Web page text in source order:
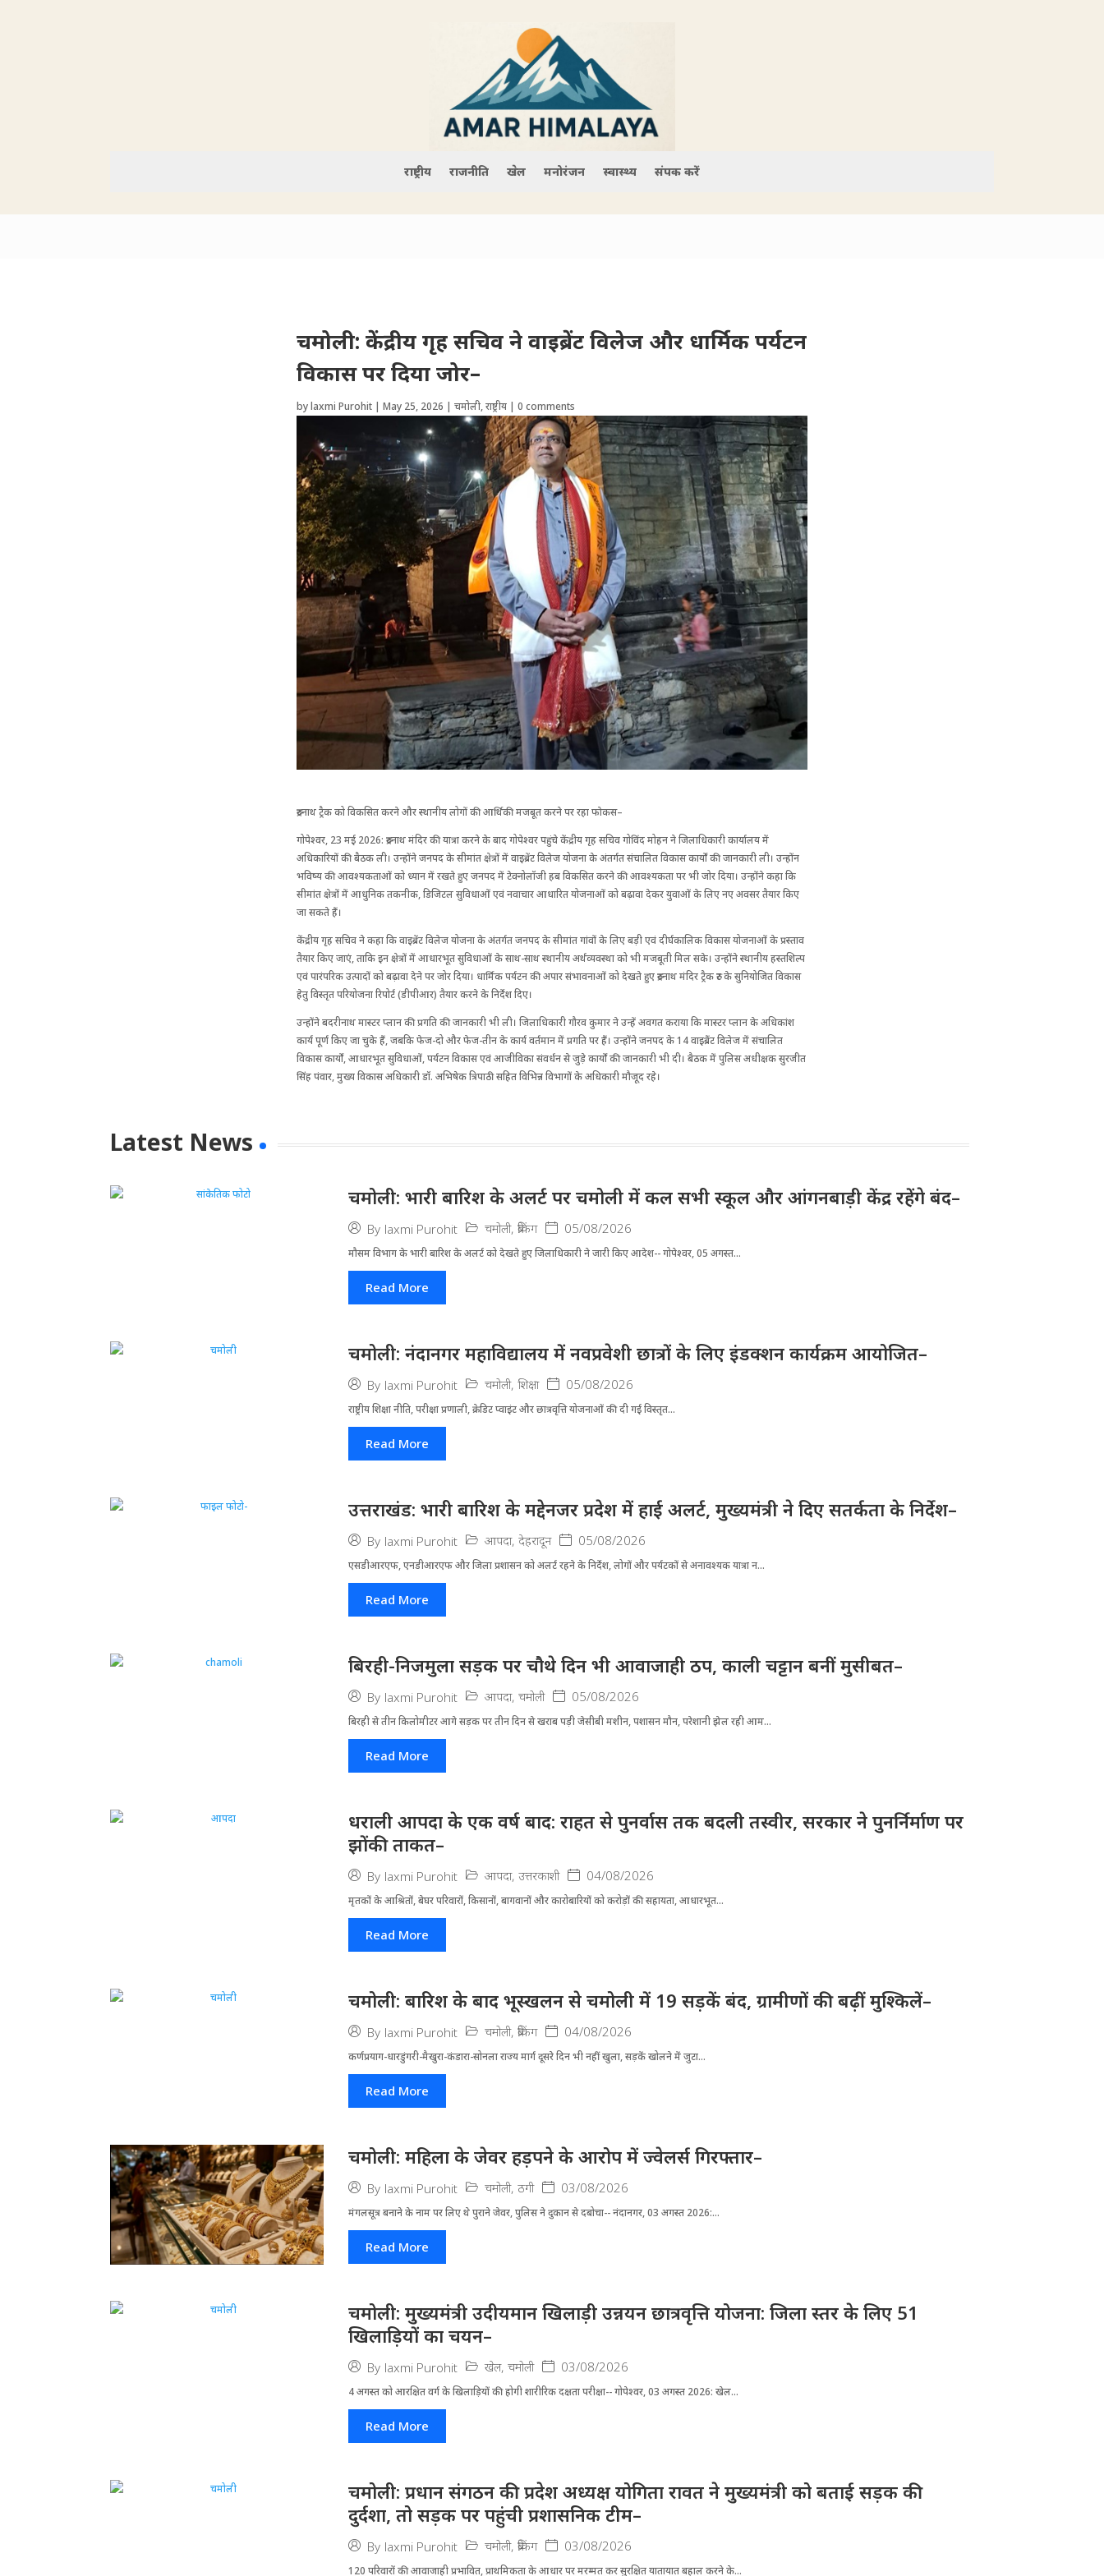
राष्ट्रीय राजनीति खेल मनोरंजन स्वास्थ्य संपर्क करें
चमोली: केंद्रीय गृह सचिव ने वाइब्रेंट विलेज और धार्मिक पर्यटन
विकास पर दिया जोर–
bylaxmi Purohit |May 25, 2026 |चमोली,राष्ट्रीय |0 comments
रुद्रनाथ ट्रैक को विकसित करने और स्थानीय लोगों की आर्थिकी मजबूत करने पर रहा फाेकस–
गोपेश्वर, 23 मई 2026: रुद्रनाथ मंदिर की यात्रा करने के बाद गोपेश्वर पहुंचे केंद्रीय गृह सचिव गोविंद मोहन ने जिलाधिकारी कार्यालय में
अधिकारियों की बैठक ली। उन्होंने जनपद के सीमांत क्षेत्रों में वाइब्रेंट विलेज योजना के अंतर्गत संंचालित विकास कार्यों की जानकारी ली। उन्होंन
भविष्य की आवश्यकताओं को ध्यान में रखते हुए जनपद में टेक्नोलॉजी हब विकसित करने की आवश्यकता पर भी जोर दिया। उन्होंने कहा कि
सीमांत क्षेत्रों में आधुनिक तकनीक, डिजिटल सुविधाओं एवं नवाचार आधारित योजनाओं को बढ़ावा देकर युवाओं के लिए नए अवसर तैयार किए
जा सकते हैं।
केंद्रीय गृह सचिव ने कहा कि वाइब्रेंट विलेज योजना के अंतर्गत जनपद के सीमांत गांवों के लिए बड़ी एवं दीर्घकालिक विकास योजनाओं के प्रस्ताव
तैयार किए जाएं, ताकि इन क्षेत्रों में आधारभूत सुविधाओं के साथ-साथ स्थानीय अर्थव्यवस्था को भी मजबूती मिल सके। उन्होंने स्थानीय हस्तशिल्प
एवं पारंपरिक उत्पादों को बढ़ावा देने पर जोर दिया। धार्मिक पर्यटन की अपार संभावनाओं को देखते हुए रुद्रनाथ मंदिर ट्रैक रुट के सुनियोजित विकास
हेतु विस्तृत परियोजना रिपोर्ट (डीपीआर) तैयार करने के निर्देश दिए।
उन्होंने बदरीनाथ मास्टर प्लान की प्रगति की जानकारी भी ली। जिलाधिकारी गौरव कुमार ने उन्हें अवगत कराया कि मास्टर प्लान के अधिकांश
कार्य पूर्ण किए जा चुके हैं, जबकि फेज-दो और फेज-तीन के कार्य वर्तमान में प्रगति पर हैं। उन्होंने जनपद के 14 वाइब्रैंट विलेज में संचालित
विकास कार्यों, आधारभूत सुविधाओं, पर्यटन विकास एवं आजीविका संवर्धन से जुड़े कार्यों की जानकारी भी दी। बैठक में पुलिस अधीक्षक सुरजीत
सिंह पंवार, मुख्य विकास अधिकारी डॉ. अभिषेक त्रिपाठी सहित विभिन्न विभागों के अधिकारी मौजूद रहे।
Latest News
चमोली: भारी बारिश के अलर्ट पर चमोली में कल सभी स्कूल और आंगनबाड़ी केंद्र रहेंगे बंद–
By laxmi Purohit चमोली, ब्रेकिंग 05/08/2026
मौसम विभाग के भारी बारिश के अलर्ट को देखते हुए जिला​धिकारी ने जारी किए आदेश-- गोपेश्वर, 05 अगस्त...
Read More
चमोली: नंदानगर महाविद्यालय में नवप्रवेशी छात्रों के लिए इंडक्शन कार्यक्रम आयोजित–
By laxmi Purohit चमोली, शिक्षा 05/08/2026
राष्ट्रीय शिक्षा नीति, परीक्षा प्रणाली, क्रेडिट प्वाइंट और छात्रवृत्ति योजनाओं की दी गई विस्तृत...
Read More
उत्तराखंड: भारी बारिश के मद्देनजर प्रदेश में हाई अलर्ट, मुख्यमंत्री ने दिए सतर्कता के निर्देश–
By laxmi Purohit आपदा, देहरादून 05/08/2026
एसडीआरएफ, एनडीआरएफ और जिला प्रशासन को अलर्ट रहने के निर्देश, लोगों और पर्यटकों से अनावश्यक यात्रा न...
Read More
बिरही-निजमुला सड़क पर चौथे दिन भी आवाजाही ठप, काली चट्टान बनीं मुसीबत–
By laxmi Purohit आपदा, चमोली 05/08/2026
बिरही से तीन किलोमीटर आगे सड़क पर तीन दिन से खराब पड़ी जेसीबी मशीन, पशासन मौन, परेशानी झेल रही आम...
Read More
धराली आपदा के एक वर्ष बाद: राहत से पुनर्वास तक बदली तस्वीर, सरकार ने पुनर्निर्माण पर
झोंकी ताकत–
By laxmi Purohit आपदा, उत्तरकाशी 04/08/2026
मृतकों के आश्रितों, बेघर परिवारों, किसानों, बागवानों और कारोबारियों को करोड़ों की सहायता, आधारभूत...
Read More
चमोली: बारिश के बाद भूस्खलन से चमोली में 19 सड़कें बंद, ग्रामीणों की बढ़ीं मुश्किलें–
By laxmi Purohit चमोली, ब्रेकिंग 04/08/2026
कर्णप्रयाग-धारडुंगरी-मैखुरा-कंडारा-सोनला राज्य मार्ग दूसरे दिन भी नहीं खुला, सड़कें खोलने में जुटा...
Read More
चमोली: महिला के जेवर हड़पने के आरोप में ज्वेलर्स गिरफ्तार–
By laxmi Purohit चमोली, ठगी 03/08/2026
मंगलसूत्र बनाने के नाम पर लिए थे पुराने जेवर, पुलिस ने दुकान से दबोचा-- नंदानगर, 03 अगस्त 2026:...
Read More
चमोली: मुख्यमंत्री उदीयमान खिलाड़ी उन्नयन छात्रवृत्ति योजना: जिला स्तर के लिए 51
खिलाड़ियों का चयन–
By laxmi Purohit खेल, चमोली 03/08/2026
4 अगस्त को आरक्षित वर्ग के खिलाड़ियों की होगी शारीरिक दक्षता परीक्षा-- गोपेश्वर, 03 अगस्त 2026: खेल...
Read More
चमोली: प्रधान संगठन की प्रदेश अध्यक्ष योगिता रावत ने मुख्यमंत्री को बताई सड़क की
दुर्दशा, तो सड़क पर पहुंची प्रशासनिक टीम–
By laxmi Purohit चमोली, ब्रेकिंग 03/08/2026
120 परिवारों की आवाजाही प्रभावित, प्राथमिकता के आधार पर मरम्मत कर सुरक्षित यातायात बहाल करने के...